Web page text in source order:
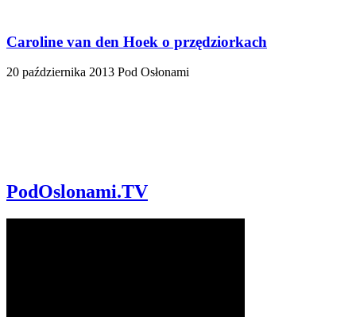
Caroline van den Hoek o przędziorkach
20 października 2013 Pod Osłonami
PodOslonami.TV